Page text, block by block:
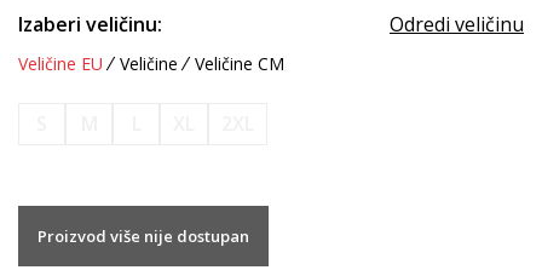
Izaberi veličinu: Odredi veličinu
Veličine EU Veličine Veličine CM
Proizvod više nije dostupan